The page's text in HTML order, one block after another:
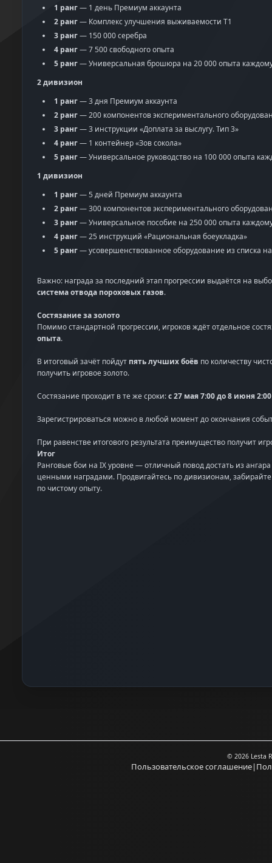
1 ранг— 1 день Премиум аккаунта
2 ранг— Комплекс улучшения выживаемости Т1
3 ранг— 150 000 серебра
4 ранг— 7 500 свободного опыта
5 ранг— Универсальная брошюра на 20 000 опыта
2 дивизион
1 ранг— 3 дня Премиум аккаунта
2 ранг— 200 компонентов экспериментального
3 ранг— 3 инструкции «Доплата за выслугу. Тип 3»
4 ранг— 1 контейнер «Зов сокола»
5 ранг— Универсальное руководство на 100 000 опыта
1 дивизион
1 ранг— 5 дней Премиум аккаунта
2 ранг— 300 компонентов экспериментального
3 ранг— Универсальное пособие на 250 000 опыта
4 ранг— 25 инструкций «Рациональная боеукладка»
5 ранг— усовершенствованное оборудование из списка
Важно: награда за последний этап прогрессии выдаётся на
система отвода пороховых газов.
Состязание за золото
Помимо стандартной прогрессии, игроков ждёт отдельное
опыта.
В итоговый зачёт пойдут пять лучших боёв по количеству
получить игровое золото.
Состязание проходит в те же сроки:с 27 мая 7:00 до 8 июня
Зарегистрироваться можно в любой момент до окончания
При равенстве итогового результата преимущество получит
Итог
Ранговые бои на IX уровне — отличный повод достать из
ценными наградами. Продвигайтесь по дивизионам,
по чистому опыту.
© 2026 Lesta
Пользовательское соглашение|